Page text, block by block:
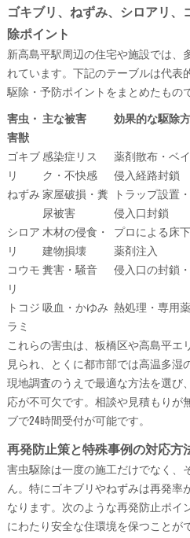
ゴキブリ、ねずみ、シロアリ
除ポイント
新高島平駅周辺の住宅や施設では、
れています。下記のテーブルは代表
駆除・予防ポイントをまとめたもので
害虫・
害獣
主な被害 効果的な駆除
ゴキブ
リ
感染症リス
ク・不快感
薬剤散布・ベ
侵入経路封鎖
ねずみ 家屋破損・糞
尿被害
トラップ設置
侵入口封鎖
シロア
リ
木材の侵食・
建物損壊
プロによる床
薬剤注入
コウモ
リ
糞害・騒音 侵入口の封鎖
トコジ
ラミ
吸血・かゆみ 熱処理・専用
これらの害虫は、板橋区や高島平エ
見られ、とくに都市部では高温多湿
現地調査のうえで最適な方法を選び
応が不可欠です。相談や見積もりが
ブで24時間受付が可能です。
再発防止策と特殊事例の対応方
害虫駆除は一度の施工だけでなく、
ん。特にゴキブリやねずみは再発率
なります。次のような再発防止ポイ
にわたり安全な住環境を保つことが